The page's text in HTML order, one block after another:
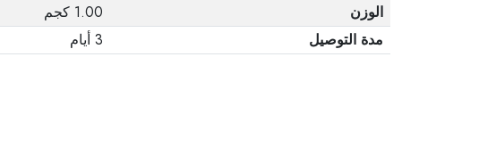
الوزن
1.00 كجم
مدة التوصيل
3 أيام